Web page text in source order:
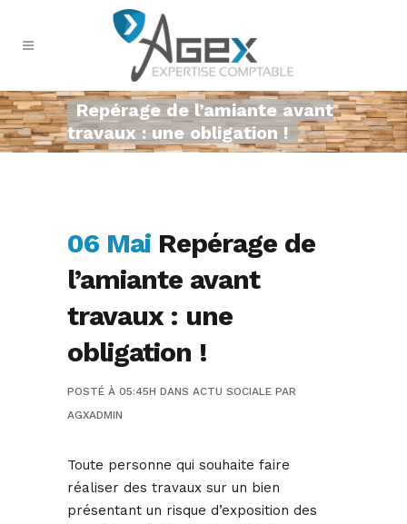
Repérage de l’amiante avant
travaux : une obligation !
06 Mai Repérage de
l’amiante avant
travaux : une
obligation !
POSTÉ À 05:45H DANS ACTU SOCIALE PAR
AGXADMIN
Toute personne qui souhaite faire
réaliser des travaux sur un bien
présentant un risque d’exposition des